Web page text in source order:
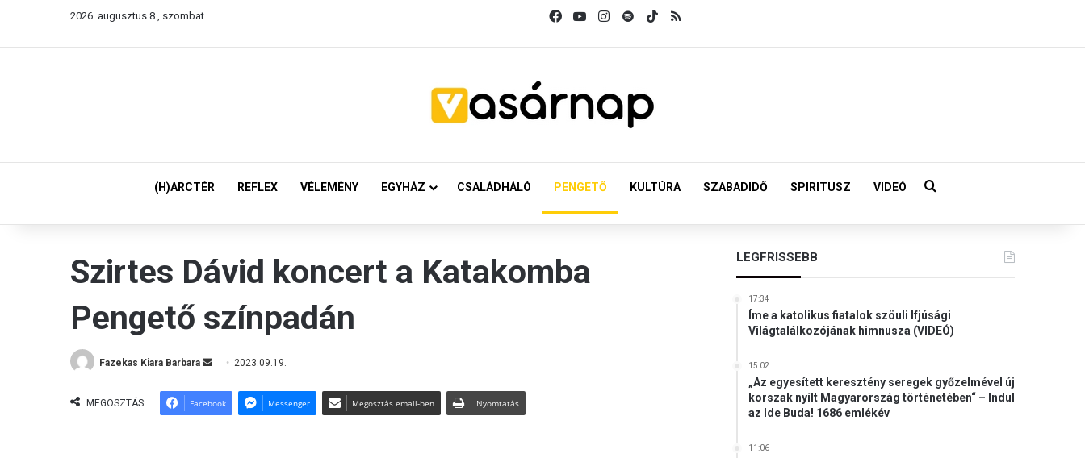
2026. augusztus 8., szombat FacebookYouTubeInstagram
SpotifyTikTok
(H)ARCTÉR REFLEX VÉLEMÉNY EGYHÁZ CSALÁDHÁLÓ PENGETŐ KULTÚRA SZABADIDŐ SPIRITUSZ VIDEÓ Keresés:
Szirtes Dávid koncert a Katakomba
Pengető színpadán
Fazekas Kiara Barbara
n
2023.09.19.
MEGOSZTÁS: Facebook Messenger Megosztás email-ben Nyomtatás
LEGFRISSEBB
17:34
Íme a katolikus fiatalok szöuli Ifjúsági
Világtalálkozójának himnusza (VIDEÓ)
15:02
„Az egyesített keresztény seregek győzelmével új
korszak nyílt Magyarország történetében“ – Indul
az Ide Buda! 1686 emlékév
11:06